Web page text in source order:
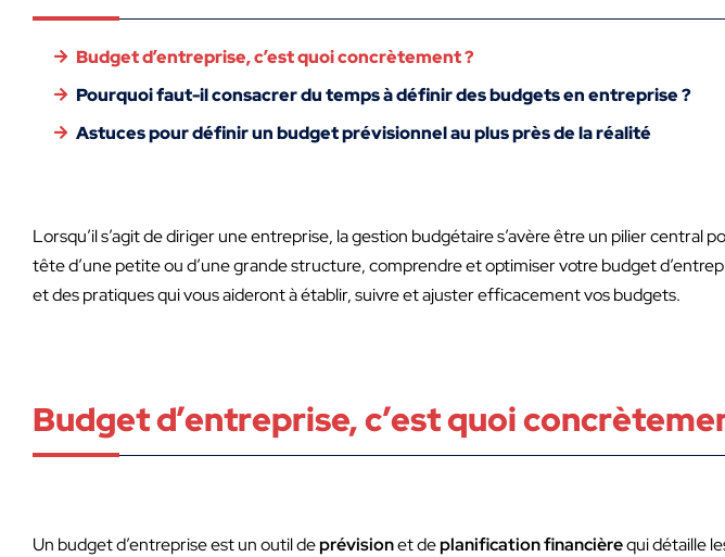
Budget d’entreprise, c’est quoi concrètement ?
Pourquoi faut-il consacrer du temps à définir des budgets en entreprise ?
Astuces pour définir un budget prévisionnel au plus près de la réalité
Lorsqu’il s’agit de diriger une entreprise, la gestion budgétaire s’avère être un pilier central
tête d’une petite ou d’une grande structure, comprendre et optimiser votre budget
et des pratiques qui vous aideront à établir, suivre et ajuster efficacement vos budgets.
Budget d’entreprise, c’est quoi
Un budget d’entreprise est un outil deprévisionet deplanification financièrequi détaille